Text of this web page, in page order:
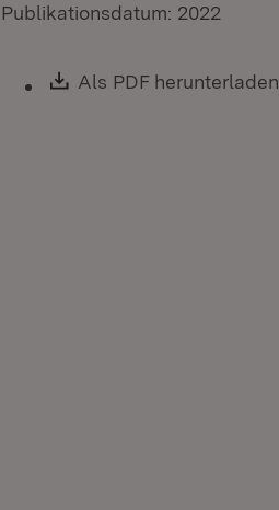
Publikationsdatum: 2022
Download:
Als PDF herunterladen